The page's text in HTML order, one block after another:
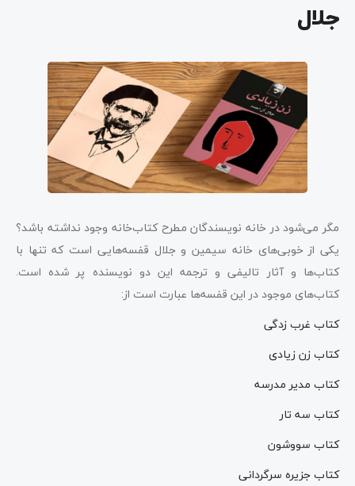
جلال
مگر می‌شود در خانه نویسندگان مطرح کتاب‌خانه وجود نداشته باشد؟
یکی از خوبی‌های خانه سیمین و جلال قفسه‌هایی است که تنها با
کتاب‌ها و آثار تالیفی و ترجمه این دو نویسنده پر شده است.
کتاب‌های موجود در این قفسه‌ها عبارت است از:
کتاب غرب زدگی
کتاب زن زیادی
کتاب مدیر مدرسه
کتاب سه تار
کتاب سووشون
کتاب جزیره سرگردانی